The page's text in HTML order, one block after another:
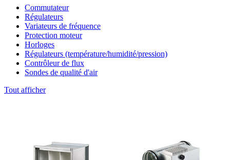
Commutateur
Régulateurs
Variateurs de fréquence
Protection moteur
Horloges
Régulateurs (température/humidité/pression)
Contrôleur de flux
Sondes de qualité d'air
Tout afficher